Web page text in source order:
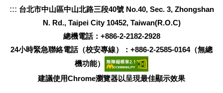
::: 台北市中山區中山北路三段40號 No.40, Sec. 3, Zhongshan
N. Rd., Taipei City 10452, Taiwan(R.O.C)
總機電話：+886-2-2182-2928
24小時緊急聯絡電話（校安專線）：+886-2-2585-0164（無總
機功能）
建議使用Chrome瀏覽器以呈現最佳顯示效果